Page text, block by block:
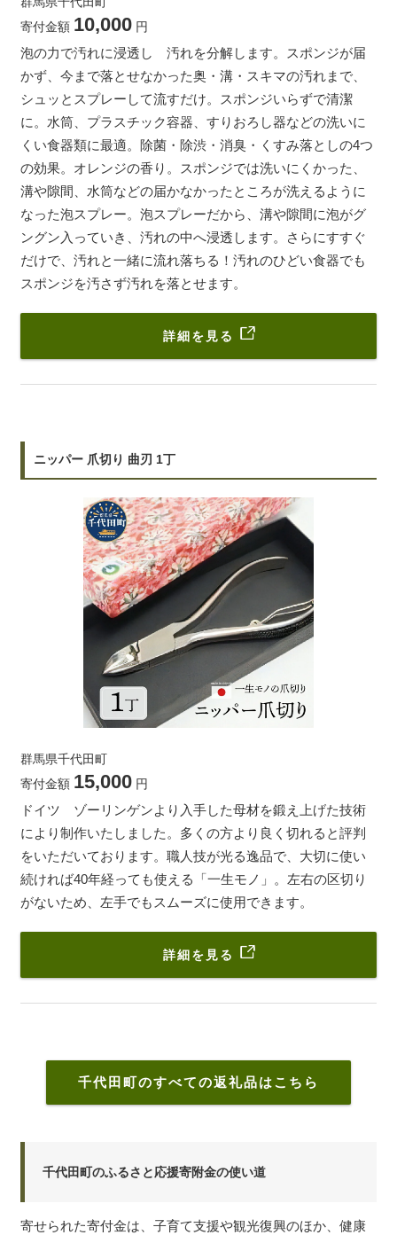
寄付金額 10,000 円
泡の力で汚れに浸透し 汚れを分解します。スポンジが届
かず、今まで落とせなかった奥・溝・スキマの汚れまで、
シュッとスプレーして流すだけ。スポンジいらずで清潔
に。水筒、プラスチック容器、すりおろし器などの洗いに
くい食器類に最適。除菌・除渋・消臭・くすみ落としの4つ
の効果。オレンジの香り。スポンジでは洗いにくかった、
溝や隙間、水筒などの届かなかったところが洗えるように
なった泡スプレー。泡スプレーだから、溝や隙間に泡がグ
ングン入っていき、汚れの中へ浸透します。さらにすすぐ
だけで、汚れと一緒に流れ落ちる！汚れのひどい食器でも
スポンジを汚さず汚れを落とせます。
詳細を見る
ニッパー 爪切り 曲刃 1丁
群馬県千代田町
寄付金額 15,000 円
ドイツ ゾーリンゲンより入手した母材を鍛え上げた技術
により制作いたしました。多くの方より良く切れると評判
をいただいております。職人技が光る逸品で、大切に使い
続ければ40年経っても使える「一生モノ」。左右の区切り
がないため、左手でもスムーズに使用できます。
詳細を見る
千代田町のすべての返礼品はこちら
千代田町のふるさと応援寄附金の使い道
寄せられた寄付金は、子育て支援や観光復興のほか、健康